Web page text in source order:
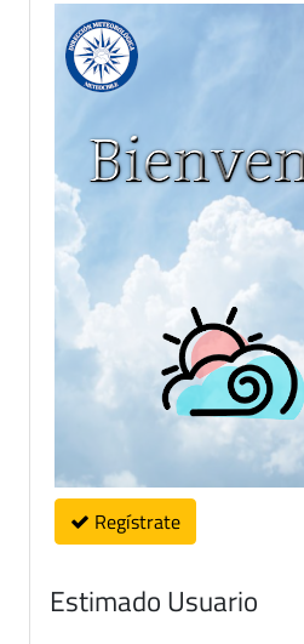
Regístrate
Estimado Usuario